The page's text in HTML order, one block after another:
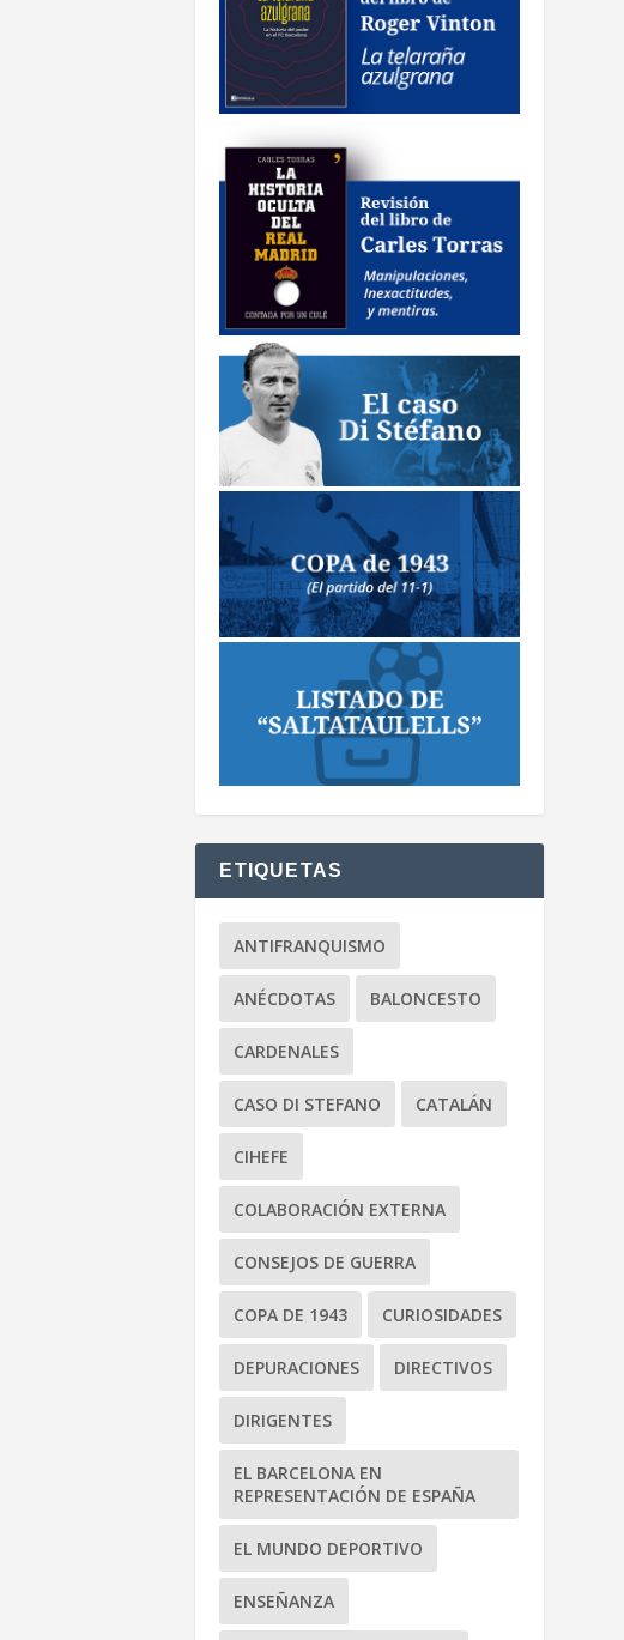
ETIQUETAS
ANTIFRANQUISMO
ANÉCDOTAS BALONCESTO
CARDENALES
CASO DI STEFANO CATALÁN
CIHEFE
COLABORACIÓN EXTERNA
CONSEJOS DE GUERRA
COPA DE 1943 CURIOSIDADES
DEPURACIONES DIRECTIVOS
DIRIGENTES
EL BARCELONA EN
REPRESENTACIÓN DE ESPAÑA
EL MUNDO DEPORTIVO
ENSEÑANZA